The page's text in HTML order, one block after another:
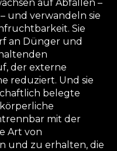
auf Abfällen –
und verwandeln sie
Sie
an Dünger und
der externe
reduziert. Und sie
belegte
mit der
Art von
und zu erhalten, die